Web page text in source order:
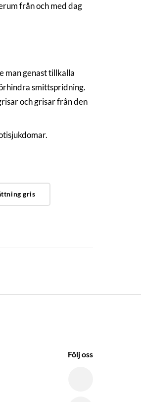
från och med dag
man genast tillkalla
smittspridning.
och grisar från den
gris
Följ oss